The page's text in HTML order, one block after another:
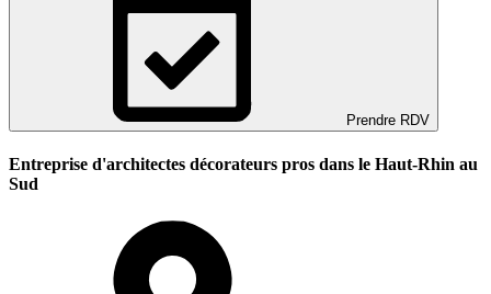
Prendre RDV
Entreprise d'architectes décorateurs pros dans le Haut-Rhin au
Sud